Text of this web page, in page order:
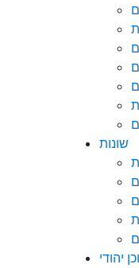
שונות
יהודי